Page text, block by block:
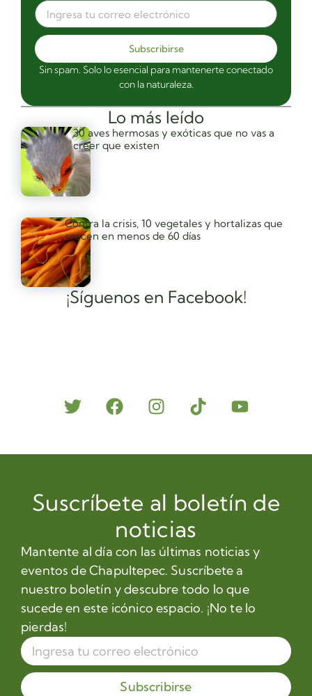
¡Síguenos en Facebook!
Lo más leído
30 aves hermosas y exóticas que no vas a
creer que existen
Contra la crisis, 10 vegetales y hortalizas que
crecen en menos de 60 días
Subscribirse
Sin spam. Solo lo esencial para mantenerte conectado
con la naturaleza.
Suscríbete al boletín de
noticias
Mantente al día con las últimas noticias y
eventos de Chapultepec. Suscríbete a
nuestro boletín y descubre todo lo que
sucede en este icónico espacio. ¡No te lo
pierdas!
Subscribirse